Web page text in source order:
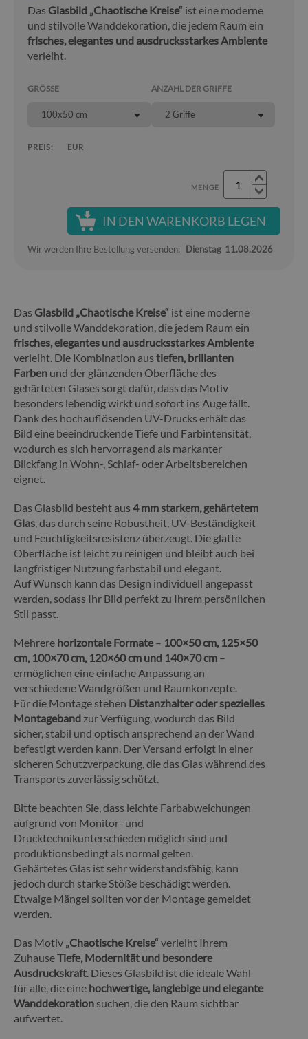
Das Glasbild „Chaotische Kreise“ ist eine moderne
und stilvolle Wanddekoration, die jedem Raum ein
frisches, elegantes und ausdrucksstarkes Ambiente
verleiht.
GRÖSSE
100x50 cm
ANZAHL DER GRIFFE
2 Griffe
PREIS: EUR
MENGE
IN DEN WARENKORB LEGEN
Wir werden Ihre Bestellung versenden: Dienstag 11.08.2026
Das Glasbild „Chaotische Kreise“ ist eine moderne
und stilvolle Wanddekoration, die jedem Raum ein
frisches, elegantes und ausdrucksstarkes Ambiente
verleiht. Die Kombination aus tiefen, brillanten
Farben und der glänzenden Oberfläche des
gehärteten Glases sorgt dafür, dass das Motiv
besonders lebendig wirkt und sofort ins Auge fällt.
Dank des hochauflösenden UV-Drucks erhält das
Bild eine beeindruckende Tiefe und Farbintensität,
wodurch es sich hervorragend als markanter
Blickfang in Wohn-, Schlaf- oder Arbeitsbereichen
eignet.
Das Glasbild besteht aus 4 mm starkem, gehärtetem
Glas, das durch seine Robustheit, UV-Beständigkeit
und Feuchtigkeitsresistenz überzeugt. Die glatte
Oberfläche ist leicht zu reinigen und bleibt auch bei
langfristiger Nutzung farbstabil und elegant.
Auf Wunsch kann das Design individuell angepasst
werden, sodass Ihr Bild perfekt zu Ihrem persönlichen
Stil passt.
Mehrere horizontale Formate– 100×50 cm, 125×50
cm, 100×70 cm, 120×60 cm und 140×70 cm –
ermöglichen eine einfache Anpassung an
verschiedene Wandgrößen und Raumkonzepte.
Für die Montage stehen Distanzhalter oder spezielles
Montageband zur Verfügung, wodurch das Bild
sicher, stabil und optisch ansprechend an der Wand
befestigt werden kann. Der Versand erfolgt in einer
sicheren Schutzverpackung, die das Glas während des
Transports zuverlässig schützt.
Bitte beachten Sie, dass leichte Farbabweichungen
aufgrund von Monitor- und
Drucktechnikunterschieden möglich sind und
produktionsbedingt als normal gelten.
Gehärtetes Glas ist sehr widerstandsfähig, kann
jedoch durch starke Stöße beschädigt werden.
Etwaige Mängel sollten vor der Montage gemeldet
werden.
Das Motiv „Chaotische Kreise“ verleiht Ihrem
ZuhauseTiefe, Modernität und besondere
Ausdruckskraft. Dieses Glasbild ist die ideale Wahl
für alle, die eine hochwertige, langlebige und elegante
Wanddekoration suchen, die den Raum sichtbar
aufwertet.